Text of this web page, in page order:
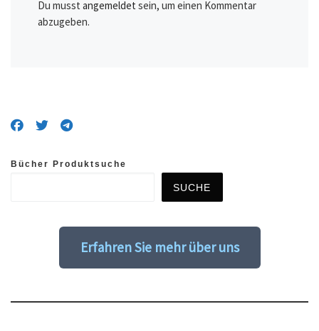
Du musst angemeldet sein, um einen Kommentar
abzugeben.
Bücher Produktsuche
SUCHE
Erfahren Sie mehr über uns